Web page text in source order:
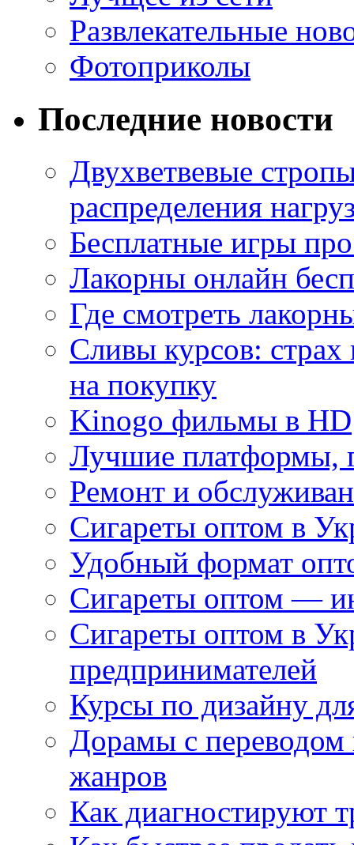
Развлекательные
Фотоприколы
Последние новости
Двухветвевые
распределения
Бесплатные игры
Лакорны онлайн
Где смотреть
Сливы курсов:
на покупку
Kinogo фильмы в HD
Лучшие платформы,
Ремонт и
Сигареты оптом в
Удобный формат
Сигареты оптом —
Сигареты оптом в
предпринимателей
Курсы по дизайну
Дорамы с переводом
жанров
Как диагностируют